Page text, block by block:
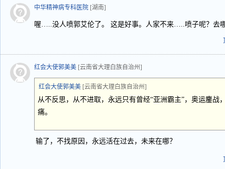
中华精神病专科医院 [湖南]
喔…..没人喷郭艾伦了。 这是好事。人家不来…..喷子呢？去
红会大使郭美美 [云南省大理白族自治州]
红会大使郭美美 [云南省大理白族自治州]
从不反思，从不进取，永远只有曾经“亚洲霸主”，奥运鏖战
痛。
输了，不找原因，永远活在过去，未来在哪？